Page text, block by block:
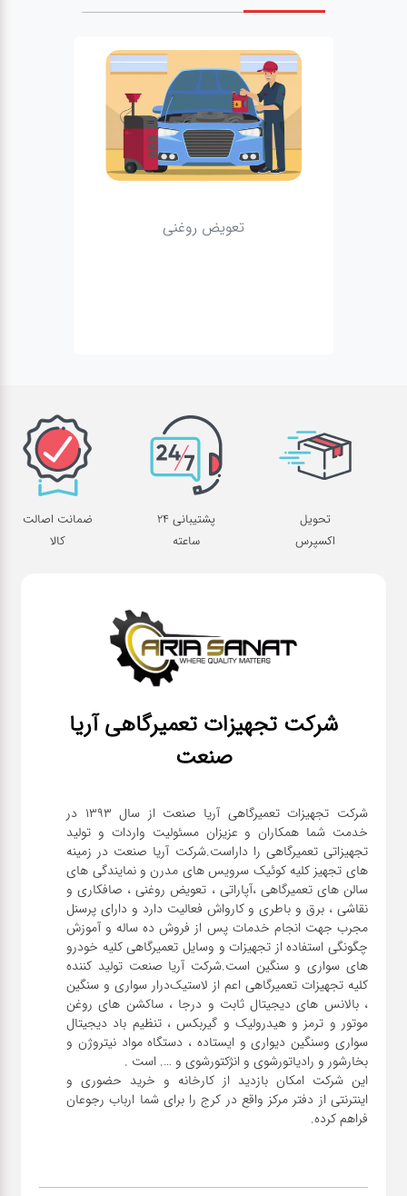
فنی
تعویض روغنی
تحویل
اکسپرس
پشتیبانی 24
ساعته
ضمانت اصالت
کالا
شرکت تجهیزات تعمیرگاهی آریا
صنعت
شرکت تجهیزات تعمیرگاهی آریا صنعت از سال ۱۳۹۳ در
خدمت شما همکاران و عزیزان مسئولیت واردات و تولید
تجهیزاتی تعمیرگاهی را داراست.شرکت آریا صنعت در زمینه
های تجهیز کلیه کوئیک سرویس های مدرن و نمایندگی های
سالن های تعمیرگاهی ،آپاراتی ، تعویض روغنی ، صافکاری و
نقاشی ، برق و باطری و کارواش فعالیت دارد و دارای پرسنل
مجرب جهت انجام خدمات پس از فروش ده ساله و آموزش
چگونگی استفاده از تجهیزات و وسایل تعمیرگاهی کلیه خودرو
های سواری و سنگین است.شرکت آریا صنعت تولید کننده
کلیه تجهیزات تعمیرگاهی اعم از لاستیک‌درار سواری و ‌سنگین
، بالانس های دیجیتال ثابت و درجا ، ساکشن های روغن
موتور و ترمز و هیدرولیک و گیربکس ، تنظیم باد دیجیتال
سواری و‌سنگین دیواری و ایستاده ، دستگاه مواد نیتروژن و
این شرکت امکان بازدید از کارخانه و خرید حضوری و
اینترنتی از دفتر مرکز واقع در کرج را برای شما ارباب رجوعان
فراهم کرده.